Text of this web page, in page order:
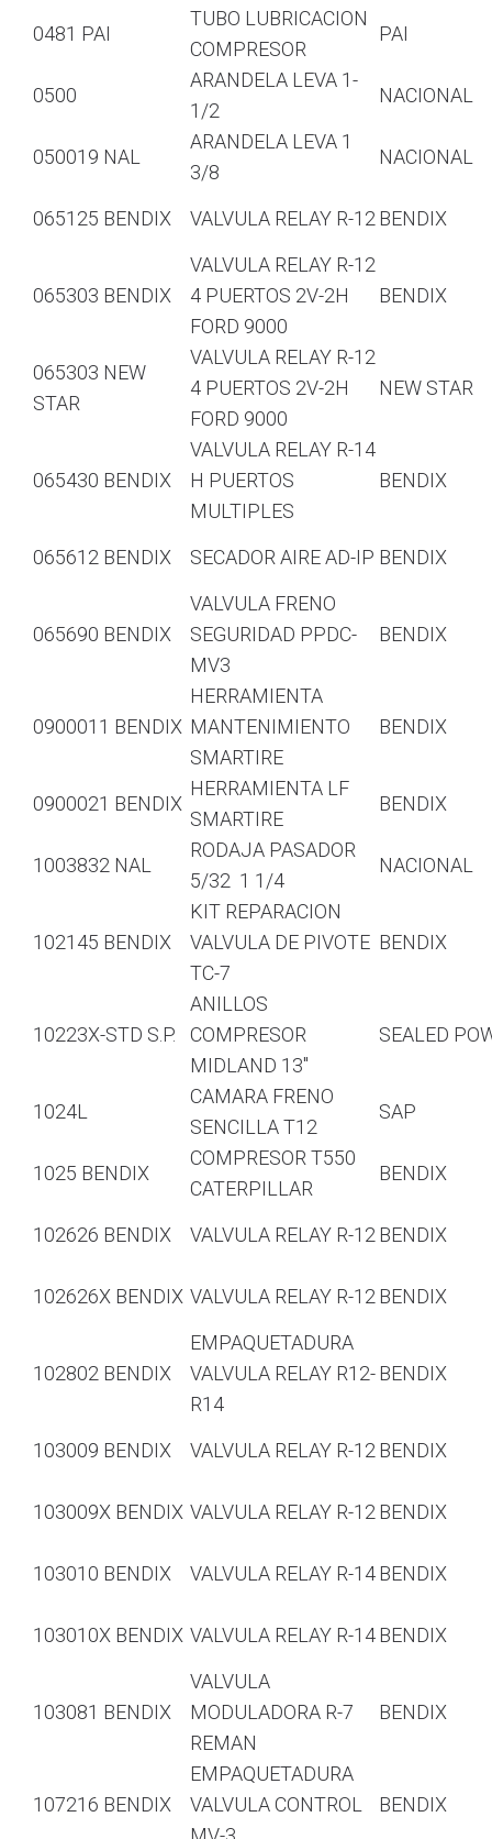
0481 PAI
TUBO LUBRICACION
COMPRESOR
PAI
0500
ARANDELA LEVA 1-
1/2
NACIONAL
050019 NAL
ARANDELA LEVA 1
3/8
NACIONAL
065125 BENDIX VALVULA RELAY R-12 BENDIX
065303 BENDIX
VALVULA RELAY R-12
4 PUERTOS 2V-2H
FORD 9000
BENDIX
065303 NEW
STAR
VALVULA RELAY R-12
4 PUERTOS 2V-2H
FORD 9000
NEW STAR
065430 BENDIX
VALVULA RELAY R-14
H PUERTOS
MULTIPLES
BENDIX
065612 BENDIX SECADOR AIRE AD-IP BENDIX
065690 BENDIX
VALVULA FRENO
SEGURIDAD PPDC-
MV3
BENDIX
0900011 BENDIX
HERRAMIENTA
MANTENIMIENTO
SMARTIRE
BENDIX
0900021 BENDIX
HERRAMIENTA LF
SMARTIRE
BENDIX
1003832 NAL
RODAJA PASADOR
5/32 1 1/4
NACIONAL
102145 BENDIX
KIT REPARACION
VALVULA DE PIVOTE
TC-7
BENDIX
10223X-STD S.P.
ANILLOS
COMPRESOR
MIDLAND 13″
SEALED
1024L
CAMARA FRENO
SENCILLA T12
SAP
1025 BENDIX
COMPRESOR T550
CATERPILLAR
BENDIX
102626 BENDIX VALVULA RELAY R-12 BENDIX
102626X BENDIX VALVULA RELAY R-12 BENDIX
102802 BENDIX
EMPAQUETADURA
VALVULA RELAY R12-
R14
BENDIX
103009 BENDIX VALVULA RELAY R-12 BENDIX
103009X BENDIX VALVULA RELAY R-12 BENDIX
103010 BENDIX VALVULA RELAY R-14BENDIX
103010X BENDIX VALVULA RELAY R-14BENDIX
103081 BENDIX
VALVULA
MODULADORA R-7
REMAN
BENDIX
107216 BENDIX
EMPAQUETADURA
VALVULA CONTROL
BENDIX